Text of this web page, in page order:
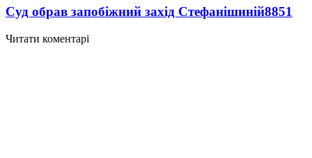
Суд обрав запобіжний захід Стефанішиній8851
Читати коментарі